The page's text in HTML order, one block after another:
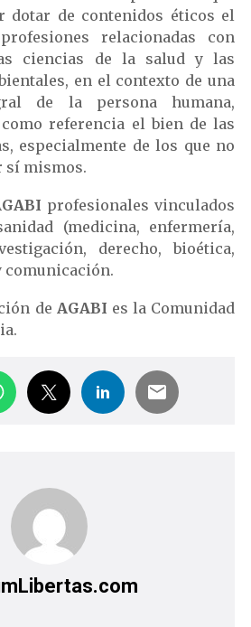
dotar de contenidos éticos el
relacionadas con
ciencias de la salud y las
en el contexto de una
de la persona humana,
referencia el bien de las
especialmente de los que no
sí mismos.
profesionales vinculados
(medicina, enfermería,
derecho, bioética,
de AGABI es la Comunidad